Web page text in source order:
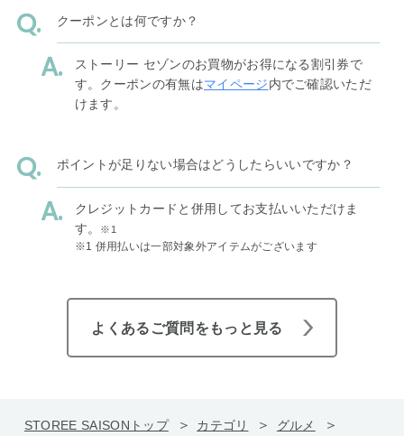
クーポンとは何ですか？
ストーリー セゾンのお買物がお得になる割引券で
す。クーポンの有無はマイページ内でご確認いただ
けます。
ポイントが足りない場合はどうしたらいいですか？
クレジットカードと併用してお支払いいただけま
す。
※1
※1 併用払いは一部対象外アイテムがございます
よくあるご質問をもっと見る
STOREE SAISONトップ カテゴリ
グルメ